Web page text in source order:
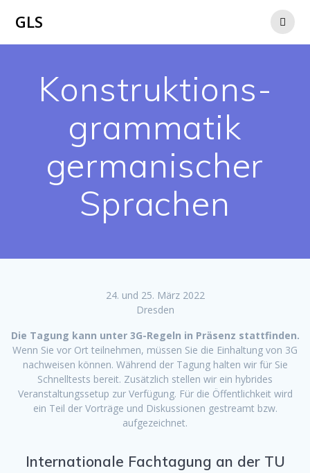
GLS
Konstruktions­
grammatik
germani­scher
Sprachen
24. und 25. März 2022
Dresden
Die Tagung kann unter 3G-Regeln in Präsenz stattfinden.
Wenn Sie vor Ort teilnehmen, müssen Sie die Einhaltung von 3G
nachweisen können. Während der Tagung halten wir für Sie
Schnelltests bereit. Zusätzlich stellen wir ein hybrides
Veranstaltungssetup zur Verfügung. Für die Öffentlichkeit wird
ein Teil der Vorträge und Diskussionen gestreamt bzw.
aufgezeichnet.
Internationale Fachtagung an der TU